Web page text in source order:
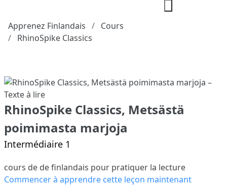
Apprenez Finlandais
Cours
RhinoSpike Classics
RhinoSpike Classics, Metsästä
poimimasta marjoja
Intermédiaire 1
cours de de finlandais pour pratiquer la lecture
Commencer à apprendre cette leçon maintenant